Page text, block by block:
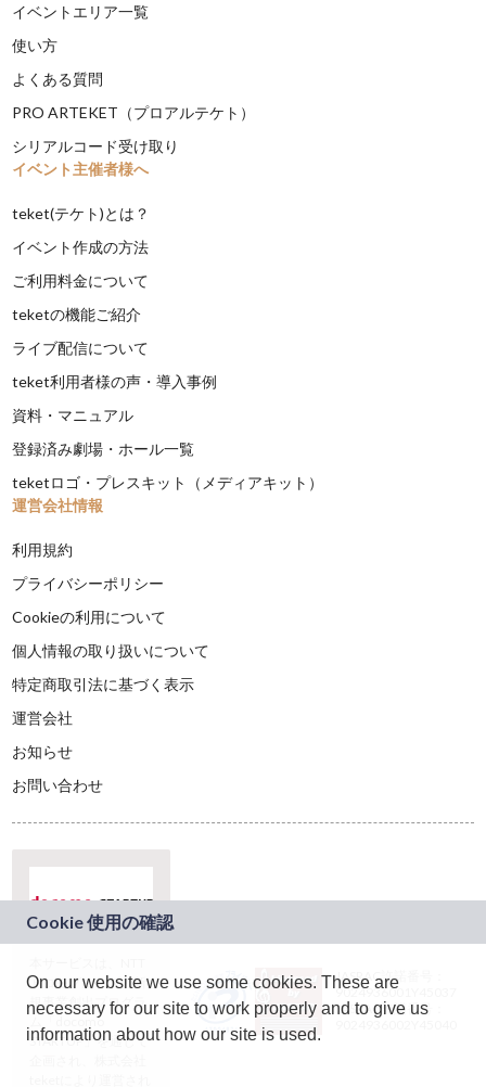
イベントエリア一覧
使い方
よくある質問
PRO ARTEKET（プロアルテケト）
シリアルコード受け取り
イベント主催者様へ
teket(テケト)とは？
イベント作成の方法
ご利用料金について
teketの機能ご紹介
ライブ配信について
teket利用者様の声・導入事例
資料・マニュアル
登録済み劇場・ホール一覧
teketロゴ・プレスキット（メディアキット）
運営会社情報
利用規約
プライバシーポリシー
Cookieの利用について
個人情報の取り扱いについて
特定商取引法に基づく表示
運営会社
お知らせ
お問い合わせ
ドコモグループの新
規事業創出プログラ
ム「docomo
STARTUP」を通じて
JASRAC許諾番号：
9024936001Y45037
JASRAC許諾番号：
On our website we use some cookies. These are
necessary for our site to work properly and to give us
information about how our site is used.